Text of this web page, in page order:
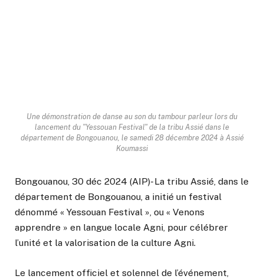
Une démonstration de danse au son du tambour parleur lors du
lancement du "Yessouan Festival" de la tribu Assié dans le
département de Bongouanou, le samedi 28 décembre 2024 à Assié
Koumassi
Bongouanou, 30 déc 2024 (AIP)- La tribu Assié, dans le
département de Bongouanou, a initié un festival
dénommé « Yessouan Festival », ou « Venons
apprendre » en langue locale Agni, pour célébrer
l’unité et la valorisation de la culture Agni.
Le lancement officiel et solennel de l’événement,